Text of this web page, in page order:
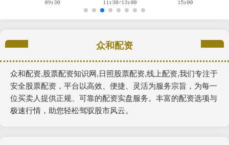
众和配资
众和配资,股票配资知识网,日照股票配资,线上配资,我们专注于
安全股票配资，平台以高效、便捷、灵活为服务宗旨，为每一
位买卖人提供正规、可靠的配资实盘服务。丰富的配资选项与
极速行情，助您轻松驾驭股市风云。